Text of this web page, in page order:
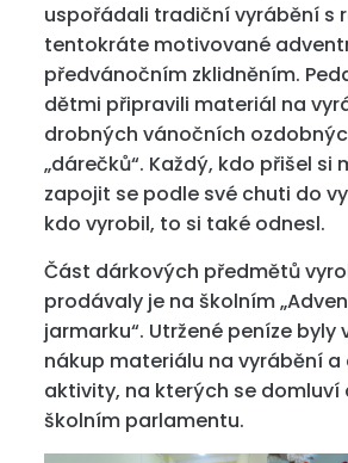
uspořádali tradiční vyrábění s
tentokráte motivované
předvánočním zklidněním.
dětmi připravili materiál na
drobných vánočních
„dárečků“. Každý, kdo přišel si
zapojit se podle své chuti do
kdo vyrobil, to si také odnesl.
Část dárkových předmětů
prodávaly je na školním
jarmarku“. Utržené peníze byly
nákup materiálu na vyrábění
aktivity, na kterých se domluví
školním parlamentu.